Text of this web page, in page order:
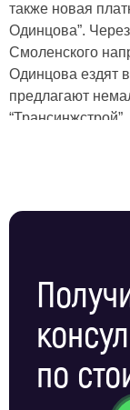
также новая
Одинцова”.
Смоленского
Одинцова ездят
предлагают
завод”
объектов
Мы работаем на
Подмосковья
структурное
по